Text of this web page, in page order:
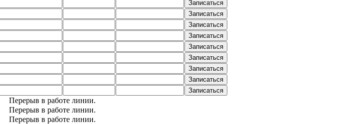
Перерыв в работе линии.
Перерыв в работе линии.
Перерыв в работе линии.